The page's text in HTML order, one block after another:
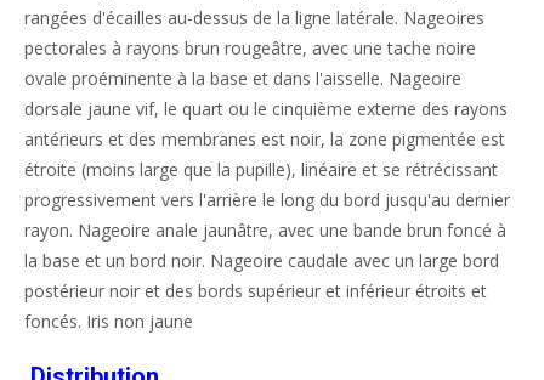
rangées d'écailles au-dessus de la ligne latérale. Nageoires
pectorales à rayons brun rougeâtre, avec une tache noire
ovale proéminente à la base et dans l'aisselle. Nageoire
dorsale jaune vif, le quart ou le cinquième externe des rayons
antérieurs et des membranes est noir, la zone pigmentée est
étroite (moins large que la pupille), linéaire et se rétrécissant
progressivement vers l'arrière le long du bord jusqu'au dernier
rayon. Nageoire anale jaunâtre, avec une bande brun foncé à
la base et un bord noir. Nageoire caudale avec un large bord
postérieur noir et des bords supérieur et inférieur étroits et
foncés. Iris non jaune